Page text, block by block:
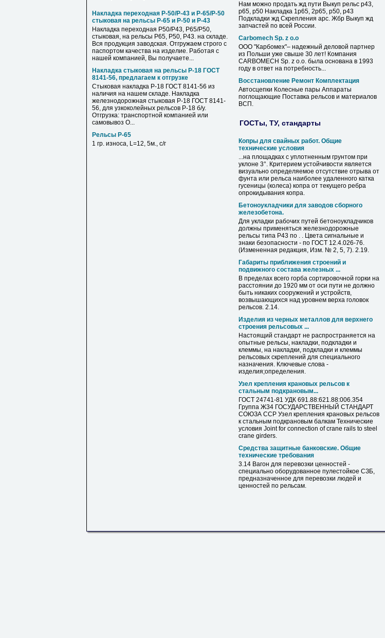
Накладка переходная Р-50/Р-43 и Р-65/Р-50
стыковая на рельсы Р-65 и Р-50 и Р-43
Накладка переходная Р50/Р43, Р65/Р50,
стыковая, на рельсы Р65, Р50, Р43. на складе.
Вся продукция заводская. Отгружаем строго с
паспортом качества на изделие. Работая с
нашей компанией, Вы получаете...
Накладка стыковая на рельсы Р-18 ГОСТ
8141-56, предлагаем к отгрузке
Стыковая накладка Р-18 ГОСТ 8141-56 из
наличия на нашем складе. Накладка
железнодорожная стыковая Р-18 ГОСТ 8141-
56, для узкоколейных рельсов Р-18 б/у.
Отгрузка: транспортной компанией или
самовывоз О...
Рельсы Р-65
1 гр. износа, L=12, 5м., с/г
Нам можно продать жд пути Выкуп рельс р43,
р65, р50 Накладка 1р65, 2р65, р50, р43
Подкладки жд Скрепления арс. Жбр Выкуп жд
запчастей по всей России.
Carbomech Sp. z o.o
ООО "Карбомех"– надежный деловой партнер
из Польши уже свыше 30 лет! Компания
CARBOMECH Sp. z o.o. была основана в 1993
году в ответ на потребность...
Восстановление Ремонт Комплектация
Автосцепки Колесные пары Аппараты
поглощающие Поставка рельсов и материалов
ВСП.
ГОСТы, ТУ, стандарты
Копры для свайных работ. Общие
технические условия
...на площадках с уплотненным грунтом при
уклоне 3°. Критерием устойчивости является
визуально определяемое отсутствие отрыва от
фунта или рельса наиболее удаленного катка
гусеницы (колеса) копра от текущего ребра
опрокидывания копра.
Бетоноукладчики для заводов сборного
железобетона.
Для укладки рабочих путей бетоноукладчиков
должны применяться железнодорожные
рельсы типа Р43 по . . Цвета сигнальные и
знаки безопасности - по ГОСТ 12.4.026-76.
(Измененная редакция, Изм. № 2, 5, 7). 2.19.
Габариты приближения строений и
подвижного состава железных ...
В пределах всего горба сортировочной горки на
расстоянии до 1920 мм от оси пути не должно
быть никаких сооружений и устройств,
возвышающихся над уровнем верха головок
рельсов. 2.14.
Изделия из черных металлов для верхнего
строения рельсовых ...
Настоящий стандарт не распространяется на
опытные рельсы, накладки, подкладки и
клеммы, на накладки, подкладки и клеммы
рельсовых скреплений для специального
назначения. Ключевые слова -
изделия;определения.
Узел крепления крановых рельсов к
стальным подкрановым...
ГОСТ 24741-81 УДК 691.88:621.88:006.354
Группа Ж34 ГОСУДАРСТВЕННЫЙ СТАНДАРТ
СОЮЗА ССР Узел крепления крановых рельсов
к стальным подкрановым балкам Технические
условия Joint for connection of crane rails to steel
crane girders.
Средства защитные банковские. Общие
технические требования
3.14 Вагон для перевозки ценностей -
специально оборудованное пулестойкое СЗБ,
предназначенное для перевозки людей и
ценностей по рельсам.